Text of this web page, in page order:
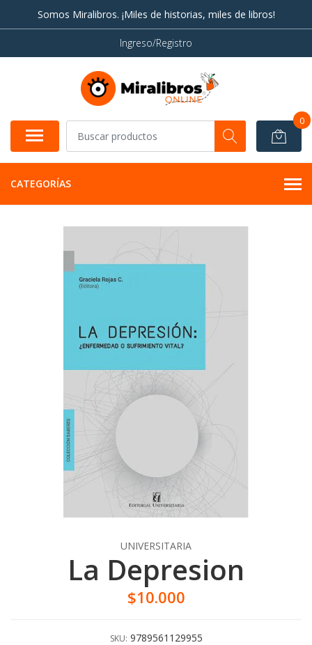
Somos Miralibros. ¡Miles de historias, miles de libros!
Ingreso/Registro
0
CATEGORÍAS
UNIVERSITARIA
La Depresion
$10.000
SKU: 9789561129955